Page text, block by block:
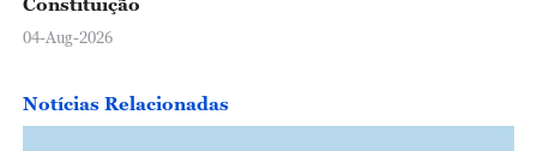
04-Aug-2026
Notícias Relacionadas